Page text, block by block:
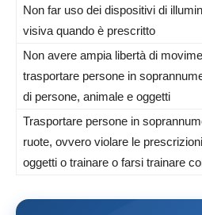
Non far uso dei dispositivi di
visiva quando è prescritto
Non avere ampia libertà di
trasportare persone in
di persone, animale e oggetti
Trasportare persone in
ruote, ovvero violare le
oggetti o trainare o farsi trainare